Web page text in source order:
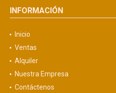
INFORMACIÓN
Inicio
Ventas
Alquiler
Nuestra Empresa
Contáctenos